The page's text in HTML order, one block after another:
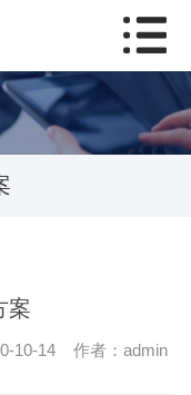
案
10-14 作者：admin